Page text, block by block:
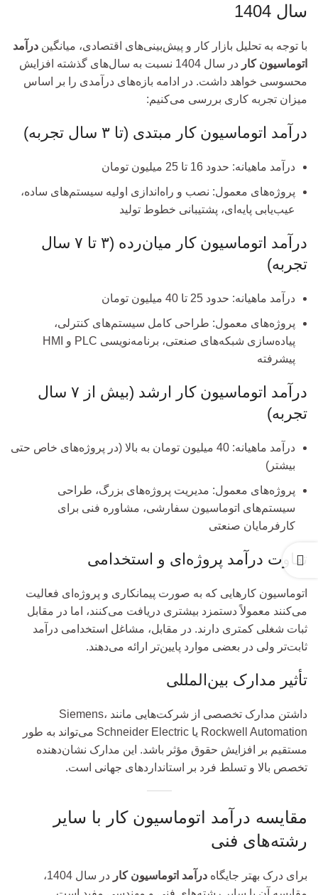
سال 1404
با توجه به تحلیل بازار کار و پیش‌بینی‌های اقتصادی، میانگین درآمد
اتوماسیون کار
در سال 1404 نسبت به سال‌های گذشته افزایش
محسوسی خواهد داشت. در ادامه بازه‌های درآمدی را بر اساس
میزان تجربه کاری بررسی می‌کنیم:
درآمد اتوماسیون کار مبتدی (تا ۳ سال تجربه)
درآمد ماهیانه: حدود 16 تا 25 میلیون تومان
پروژه‌های معمول: نصب و راه‌اندازی اولیه سیستم‌های ساده،
عیب‌یابی پایه‌ای، پشتیبانی خطوط تولید
درآمد اتوماسیون کار میان‌رده (۳ تا ۷ سال
تجربه)
درآمد ماهیانه: حدود 25 تا 40 میلیون تومان
پروژه‌های معمول: طراحی کامل سیستم‌های کنترلی،
پیاده‌سازی شبکه‌های صنعتی، برنامه‌نویسی PLC و HMI
پیشرفته
درآمد اتوماسیون کار ارشد (بیش از ۷ سال
تجربه)
درآمد ماهیانه: 40 میلیون تومان به بالا (در پروژه‌های خاص حتی
بیشتر)
پروژه‌های معمول: مدیریت پروژه‌های بزرگ، طراحی
سیستم‌های اتوماسیون سفارشی، مشاوره فنی برای
کارفرمایان صنعتی
تفاوت درآمد پروژه‌ای و استخدامی
اتوماسیون کارهایی که به صورت پیمانکاری و پروژه‌ای فعالیت
می‌کنند معمولاً دستمزد بیشتری دریافت می‌کنند، اما در مقابل
ثبات شغلی کمتری دارند. در مقابل، مشاغل استخدامی درآمد
ثابت‌تر ولی در بعضی موارد پایین‌تر ارائه می‌دهند.
تأثیر مدارک بین‌المللی
داشتن مدارک تخصصی از شرکت‌هایی مانند Siemens،
Rockwell Automation یا Schneider Electric می‌تواند به طور
مستقیم بر افزایش حقوق مؤثر باشد. این مدارک نشان‌دهنده
تخصص بالا و تسلط فرد بر استانداردهای جهانی است.
مقایسه درآمد اتوماسیون کار با سایر
رشته‌های فنی
برای درک بهتر جایگاه درآمد اتوماسیون کار
در سال 1404،